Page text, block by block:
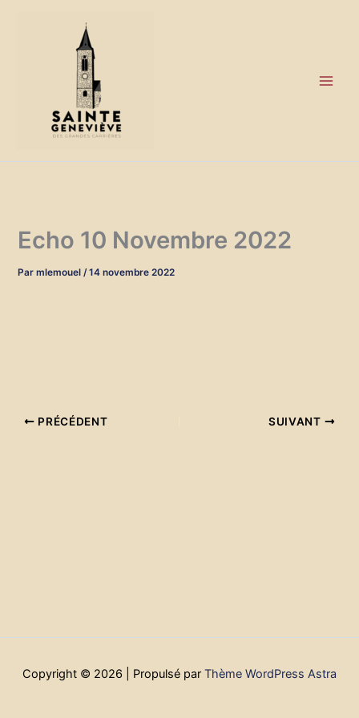
Echo 10 Novembre 2022
Parmlemouel/14 novembre 2022
PRÉCÉDENT SUIVANT
Copyright © 2026 | Propulsé par Thème WordPress Astra